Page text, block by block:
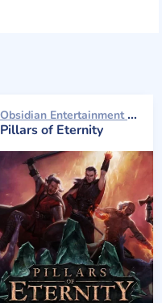
Obsidian Entertainment 2015
Pillars of Eternity